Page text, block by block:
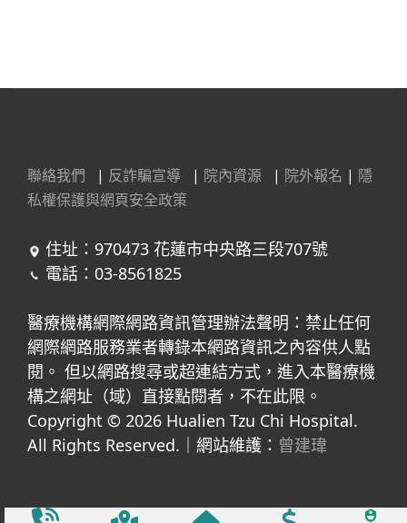
聯絡我們 | 反詐騙宣導 | 院內資源 | 院外報名 | 隱
私權保護與網頁安全政策
住址：970473 花蓮市中央路三段707號
電話：03-8561825
醫療機構網際網路資訊管理辦法聲明：禁止任何
網際網路服務業者轉錄本網路資訊之內容供人點
閱。 但以網路搜尋或超連結方式，進入本醫療機
構之網址（域）直接點閱者，不在此限。
Copyright © 2026 Hualien Tzu Chi Hospital.
All Rights Reserved.｜網站維護： 曾建瑋